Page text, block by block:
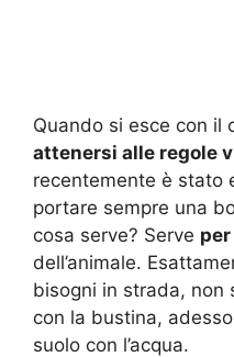
Quando si esce con il
attenersi alle regole
recentemente è stato
portare sempre una
cosa serve? Serve
dell’animale.
bisogni in strada, non
con la bustina,
suolo con l’acqua.